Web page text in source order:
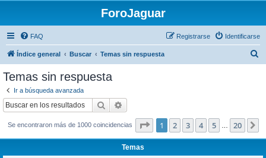
ForoJaguar
FAQ Identificarse
Registrarse
Índice general Buscar Temas sin respuesta
Temas sin respuesta
Ir a búsqueda avanzada
Buscar
Se encontraron más de 1000 coincidencias Página de 20
1 2 3 4 5 20
Temas